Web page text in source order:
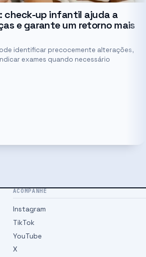
check-up infantil ajuda a
e garante um retorno mais
identificar precocemente alterações,
exames quando necessário
ACOMPANHE
Instagram
TikTok
YouTube
X